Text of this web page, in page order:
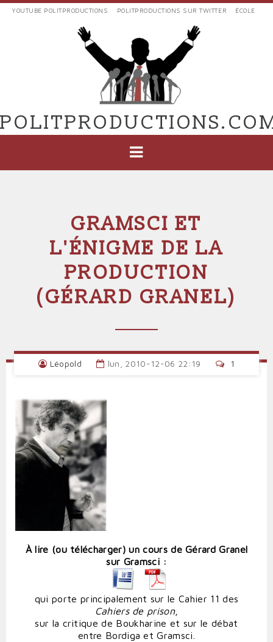
Aller
EXTERNES
POLIT'PRODUCTIONS
YOUTUBE POLITPRODUCTIONS POLITPRODUCTIONS SUR TWITTER ÉCOLE
GRAMSCI ET
L'ÉNIGME DE LA
PRODUCTION
(GÉRARD GRANEL)
Léopold lun, 2010-12-06 22:19 1
À lire (ou télécharger) un cours de Gérard Granel
sur Gramsci:
qui porte principalement sur le Cahier 11 des
Cahiers de prison,
sur la critique de Boukharine et sur le débat
entre Bordiga et Gramsci.